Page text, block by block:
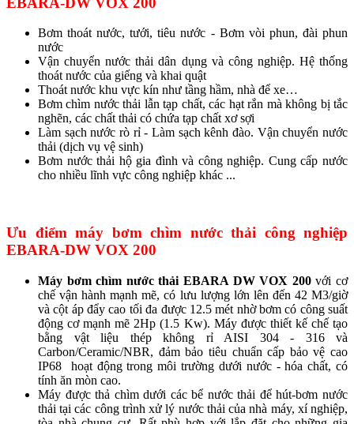
Bơm thoát nước, tưới, tiêu nước - Bơm vòi phun, đài phun
nước
Vận chuyển nước thải dân dụng và công nghiệp. Hệ thống
thoát nước của giếng và khai quật
Thoát nước khu vực kín như tầng hầm, nhà để xe…
Bơm chìm nước thải lẫn tạp chất, các hạt rắn mà không bị tắc
nghẽn, các chất thải có chứa tạp chất xơ sợi
Làm sạch nước rò rỉ - Làm sạch kênh đào. Vận chuyển nước
thải (dịch vụ vệ sinh)
Bơm nước thải hộ gia đình và công nghiệp. Cung cấp nước
cho nhiều lĩnh vực công nghiệp khác ...
Ưu điểm máy bơm chìm nước thải công nghiệp
EBARA-DW VOX 200
Máy bơm chìm nước thải EBARA DW VOX 200với cơ
chế vận hành mạnh mẽ, có lưu lượng lớn lên đến 42 M3/giờ
và cột áp đẩy cao tối đa được 12.5 mét nhờ bơm có công suất
động cơ mạnh mẽ 2Hp (1.5 Kw). Máy được thiết kế chế tạo
bằng vật liệu thép không rỉ AISI 304 - 316 và
Carbon/Ceramic/NBR, đảm bảo tiêu chuẩn cấp bảo vệ cao
IP68 hoạt động trong môi trường dưới nước - hóa chất, có
tính ăn mòn cao.
Máy được thả chìm dưới các bể nước thải để hút-bơm nước
thải tại các công trình xử lý nước thải của nhà máy, xí nghiệp,